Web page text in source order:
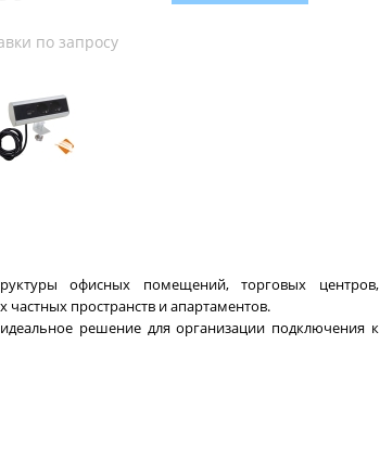
по запросу
офисных помещений, торговых центров,
пространств и апартаментов.
решение для организации подключения к